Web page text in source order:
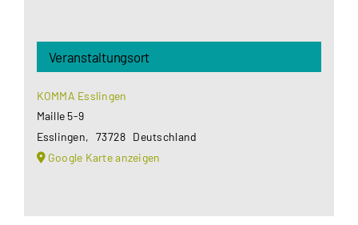
Veranstaltungsort
KOMMA Esslingen
Maille 5-9
Esslingen, 73728 Deutschland
Google Karte anzeigen